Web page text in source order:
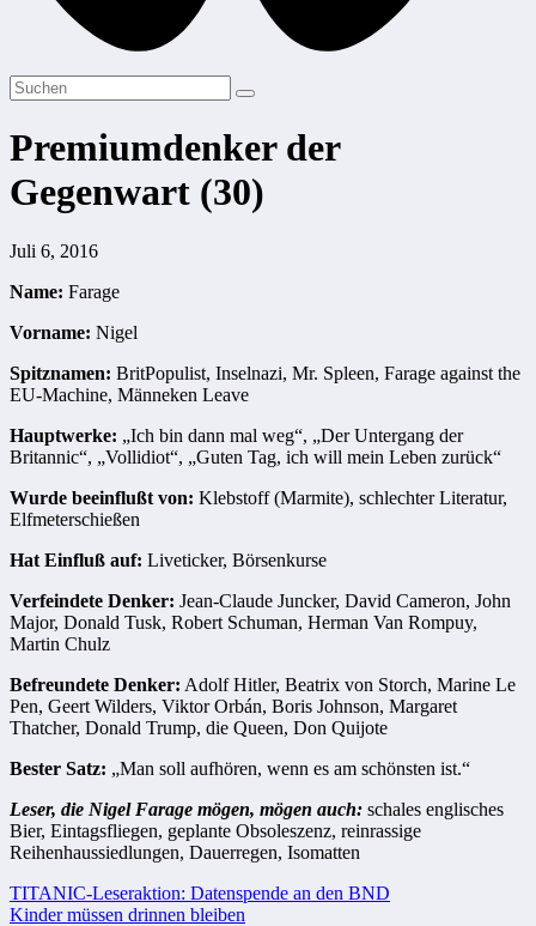
Premiumdenker der
Gegenwart (30)
Juli 6, 2016
Name: Farage
Vorname: Nigel
Spitznamen: BritPopulist, Inselnazi, Mr. Spleen, Farage against the
EU-Machine, Männeken Leave
Hauptwerke: „Ich bin dann mal weg“, „Der Untergang der
Britannic“, „Vollidiot“, „Guten Tag, ich will mein Leben zurück“
Wurde beeinflußt von: Klebstoff (Marmite), schlechter Literatur,
Elfmeterschießen
Hat Einfluß auf: Liveticker, Börsenkurse
Verfeindete Denker: Jean-Claude Juncker, David Cameron, John
Major, Donald Tusk, Robert Schuman, Herman Van Rompuy,
Martin Chulz
Befreundete Denker: Adolf Hitler, Beatrix von Storch, Marine Le
Pen, Geert Wilders, Viktor Orbán, Boris Johnson, Margaret
Thatcher, Donald Trump, die Queen, Don Quijote
Bester Satz: „Man soll aufhören, wenn es am schönsten ist.“
Leser, die Nigel Farage mögen, mögen auch: schales englisches
Bier, Eintagsfliegen, geplante Obsoleszenz, reinrassige
Reihenhaussiedlungen, Dauerregen, Isomatten
Beitragsnavigation
TITANIC-Leseraktion: Datenspende an den BND
Kinder müssen drinnen bleiben